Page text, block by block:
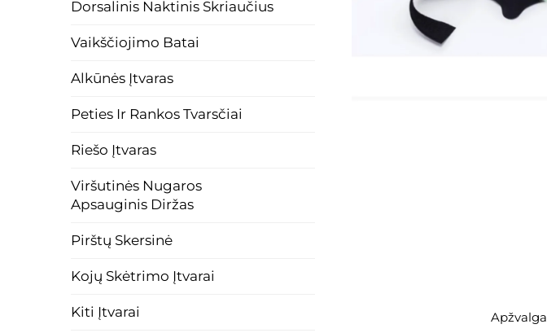
Dorsalinis Naktinis Skriaučius
Vaikščiojimo Batai
Alkūnės Įtvaras
Peties Ir Rankos Tvarsčiai
Riešo Įtvaras
Viršutinės Nugaros
Apsauginis Diržas
Pirštų Skersinė
Kojų Skėtrimo Įtvarai
Kiti Įtvarai Apžvalga